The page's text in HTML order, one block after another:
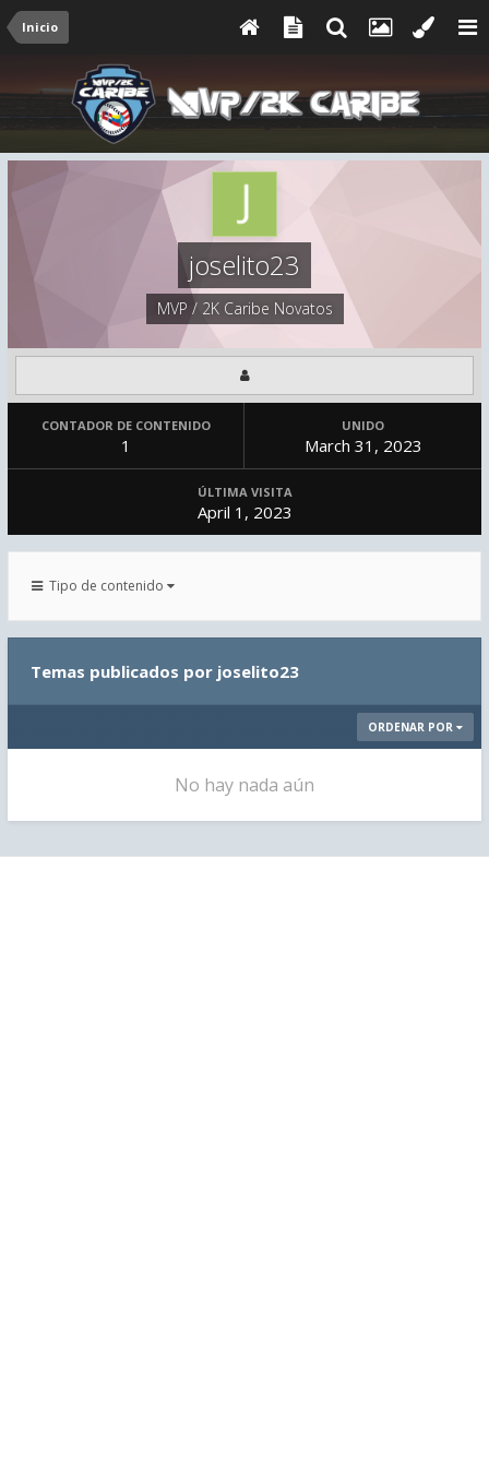
Inicio
joselito23
MVP / 2K Caribe Novatos
CONTADOR DE CONTENIDO
1
UNIDO
March 31, 2023
ÚLTIMA VISITA
April 1, 2023
Tipo de contenido
Temas publicados por joselito23
ORDENAR POR
No hay nada aún